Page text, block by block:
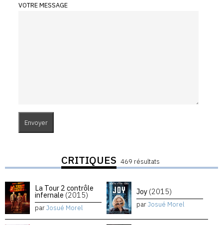
VOTRE MESSAGE
CRITIQUES 469 résultats
La Tour 2 contrôle
infernale (2015)
parJosué Morel
Joy (2015)
parJosué Morel